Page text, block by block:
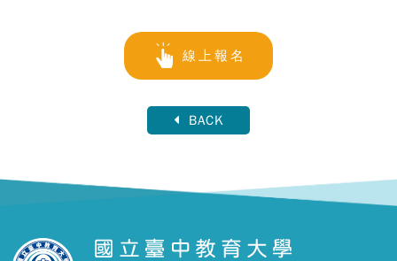
線上報名
BACK